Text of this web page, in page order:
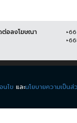
อลงโฆษณา
นไข และนโยบายความเป็นส่